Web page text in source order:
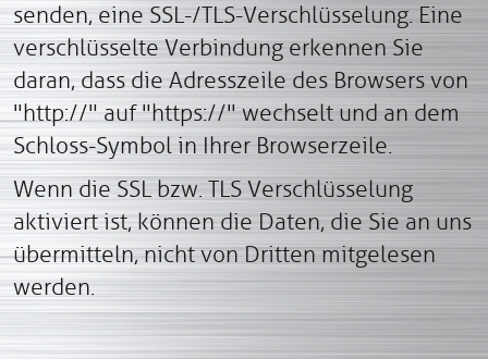
senden, eine SSL-/TLS-Verschlüsselung. Eine
verschlüsselte Verbindung erkennen Sie
daran, dass die Adresszeile des Browsers von
"http://" auf "https://" wechselt und an dem
Schloss-Symbol in Ihrer Browserzeile.
Wenn die SSL bzw. TLS Verschlüsselung
aktiviert ist, können die Daten, die Sie an uns
übermitteln, nicht von Dritten mitgelesen
werden.